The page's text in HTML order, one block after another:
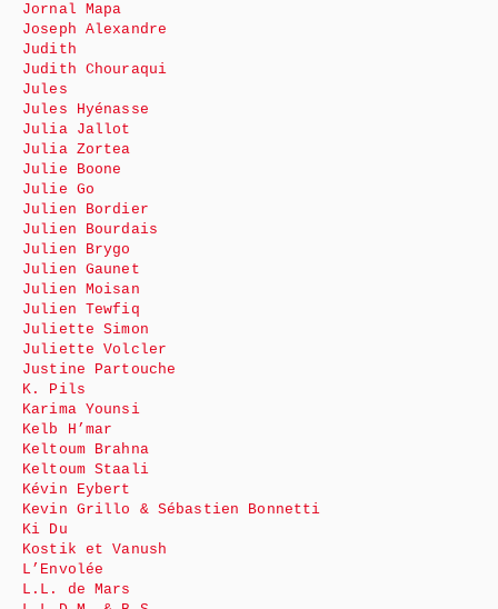
Jornal Mapa
Joseph Alexandre
Judith
Judith Chouraqui
Jules
Jules Hyénasse
Julia Jallot
Julia Zortea
Julie Boone
Julie Go
Julien Bordier
Julien Bourdais
Julien Brygo
Julien Gaunet
Julien Moisan
Julien Tewfiq
Juliette Simon
Juliette Volcler
Justine Partouche
K. Pils
Karima Younsi
Kelb H’mar
Keltoum Brahna
Keltoum Staali
Kévin Eybert
Kevin Grillo & Sébastien Bonnetti
Ki Du
Kostik et Vanush
L’Envolée
L.L. de Mars